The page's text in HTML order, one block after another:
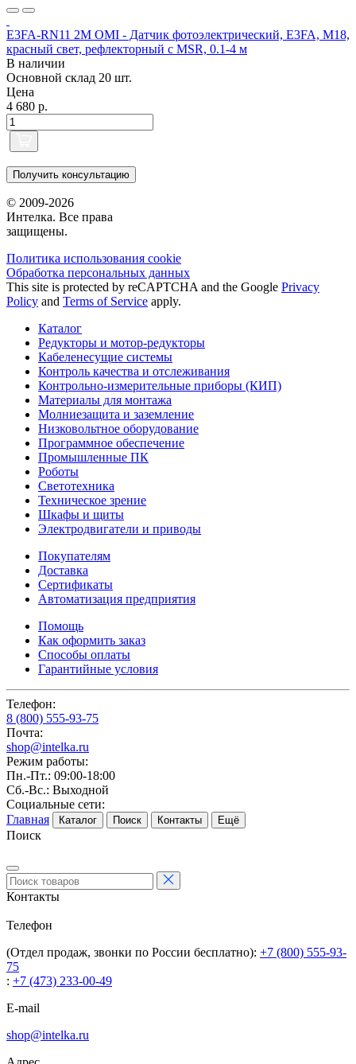
E3FA-RN11 2M OMI - Датчик фотоэлектрический, E3FA, M18,
красный свет, рефлекторный с MSR, 0.1-4 м
В наличии
Основной склад 20 шт.
Цена
4 680 р.
Получить консультацию
© 2009-2026
Интелка. Все права
защищены.
Политика использования сookie
Обработка персональных данных
This site is protected by reCAPTCHA and the Google Privacy
Policy and Terms of Service apply.
Каталог
Редукторы и мотор-редукторы
Кабеленесущие системы
Контроль качества и отслеживания
Контрольно-измерительные приборы (КИП)
Материалы для монтажа
Молниезащита и заземление
Низковольтное оборудование
Программное обеспечение
Промышленные ПК
Роботы
Светотехника
Техническое зрение
Шкафы и щиты
Электродвигатели и приводы
Покупателям
Доставка
Сертификаты
Автоматизация предприятия
Помощь
Как оформить заказ
Способы оплаты
Гарантийные условия
Телефон:
8 (800) 555-93-75
Почта:
shop@intelka.ru
Режим работы:
Пн.-Пт.: 09:00-18:00
Сб.-Вс.: Выходной
Социальные сети:
Главная
Каталог Поиск Контакты Ещё
Поиск
Контакты
Телефон
(Отдел продаж, звонки по России бесплатно): +7 (800) 555-93-
75
: +7 (473) 233-00-49
E-mail
shop@intelka.ru